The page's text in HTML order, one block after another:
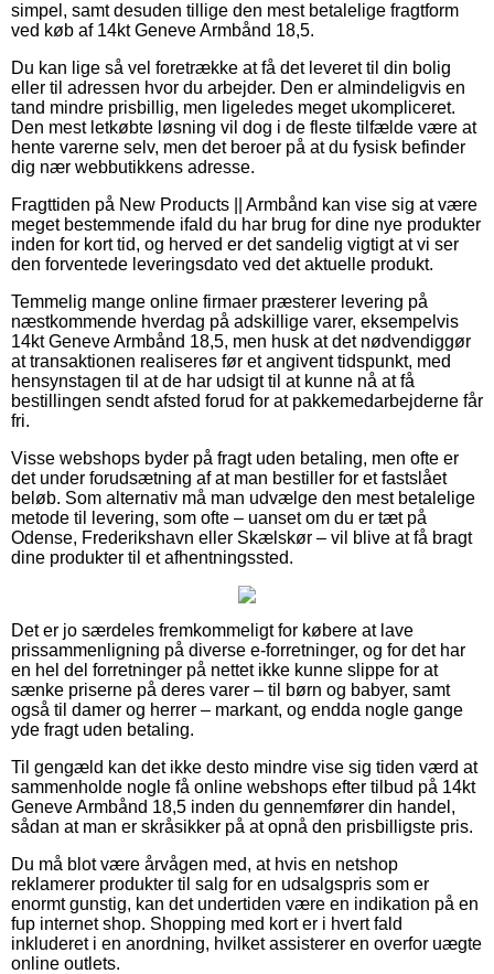
simpel, samt desuden tillige den mest betalelige fragtform
ved køb af 14kt Geneve Armbånd 18,5.
Du kan lige så vel foretrække at få det leveret til din bolig
eller til adressen hvor du arbejder. Den er almindeligvis en
tand mindre prisbillig, men ligeledes meget ukompliceret.
Den mest letkøbte løsning vil dog i de fleste tilfælde være at
hente varerne selv, men det beroer på at du fysisk befinder
dig nær webbutikkens adresse.
Fragttiden på New Products || Armbånd kan vise sig at være
meget bestemmende ifald du har brug for dine nye produkter
inden for kort tid, og herved er det sandelig vigtigt at vi ser
den forventede leveringsdato ved det aktuelle produkt.
Temmelig mange online firmaer præsterer levering på
næstkommende hverdag på adskillige varer, eksempelvis
14kt Geneve Armbånd 18,5, men husk at det nødvendiggør
at transaktionen realiseres før et angivent tidspunkt, med
hensynstagen til at de har udsigt til at kunne nå at få
bestillingen sendt afsted forud for at pakkemedarbejderne får
fri.
Visse webshops byder på fragt uden betaling, men ofte er
det under forudsætning af at man bestiller for et fastslået
beløb. Som alternativ må man udvælge den mest betalelige
metode til levering, som ofte – uanset om du er tæt på
Odense, Frederikshavn eller Skælskør – vil blive at få bragt
dine produkter til et afhentningssted.
Det er jo særdeles fremkommeligt for købere at lave
prissammenligning på diverse e-forretninger, og for det har
en hel del forretninger på nettet ikke kunne slippe for at
sænke priserne på deres varer – til børn og babyer, samt
også til damer og herrer – markant, og endda nogle gange
yde fragt uden betaling.
Til gengæld kan det ikke desto mindre vise sig tiden værd at
sammenholde nogle få online webshops efter tilbud på 14kt
Geneve Armbånd 18,5 inden du gennemfører din handel,
sådan at man er skråsikker på at opnå den prisbilligste pris.
Du må blot være årvågen med, at hvis en netshop
reklamerer produkter til salg for en udsalgspris som er
enormt gunstig, kan det undertiden være en indikation på en
fup internet shop. Shopping med kort er i hvert fald
inkluderet i en anordning, hvilket assisterer en overfor uægte
online outlets.